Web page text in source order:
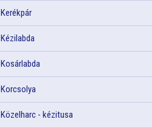
Kerékpár
Kézilabda
Kosárlabda
Korcsolya
Közelharc - kézitusa